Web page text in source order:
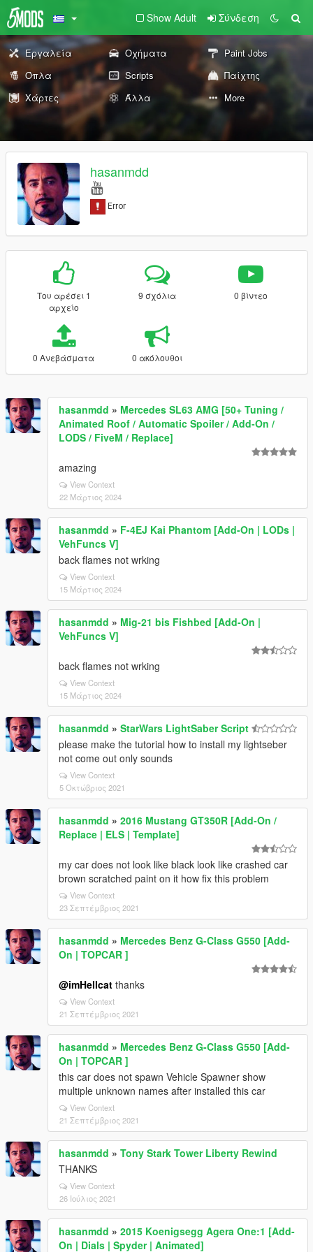
Show Adult Σύνδεση
Εργαλεία Οχήματα
Paint Jobs
Όπλα
Scripts
Παίχτης
Χάρτες
Άλλα More
hasanmdd
Του αρέσει 1
αρχείο
9 σχόλια 0 βίντεο
0 Ανεβάσματα 0 ακόλουθοι
hasanmdd » Mercedes SL63 AMG [50+ Tuning /
Animated Roof / Automatic Spoiler / Add-On /
LODS / FiveM / Replace]
amazing
View Context
22 Μάρτιος 2024
hasanmdd » F-4EJ Kai Phantom [Add-On | LODs |
VehFuncs V]
back flames not wrking
View Context
15 Μάρτιος 2024
hasanmdd » Mig-21 bis Fishbed [Add-On |
VehFuncs V]
back flames not wrking
View Context
15 Μάρτιος 2024
hasanmdd » StarWars LightSaber Script
please make the tutorial how to install my lightseber
not come out only sounds
View Context
5 Οκτώβριος 2021
hasanmdd » 2016 Mustang GT350R [Add-On /
Replace | ELS | Template]
my car does not look like black look like crashed car
brown scratched paint on it how fix this problem
View Context
23 Σεπτέμβριος 2021
hasanmdd » Mercedes Benz G-Class G550 [Add-
On | TOPCAR ]
@imHellcat thanks
View Context
21 Σεπτέμβριος 2021
hasanmdd » Mercedes Benz G-Class G550 [Add-
On | TOPCAR ]
this car does not spawn Vehicle Spawner show
multiple unknown names after installed this car
View Context
21 Σεπτέμβριος 2021
hasanmdd » Tony Stark Tower Liberty Rewind
THANKS
View Context
26 Ιούλιος 2021
hasanmdd » 2015 Koenigsegg Agera One:1 [Add-
On | Dials | Spyder | Animated]